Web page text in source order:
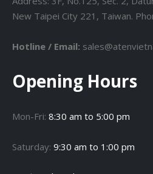
New Taipei City 221, Taiwan.
Hotline / Email:
Opening Hours
Mon-Fri: 8:30 am to 5:00 pm
Saturday: 9:30 am to 1:00 pm